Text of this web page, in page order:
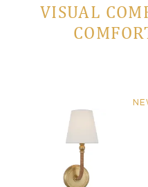
VISUAL